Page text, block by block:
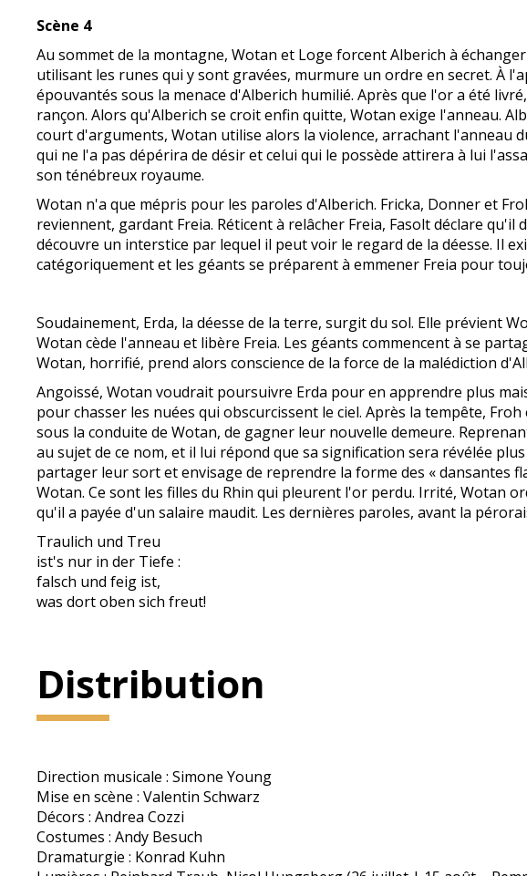
Scène 4
Au sommet de la montagne, Wotan et Loge forcent Alberich à
utilisant les runes qui y sont gravées, murmure un ordre en secret. À
épouvantés sous la menace d'Alberich humilié. Après que l'or a été
rançon. Alors qu'Alberich se croit enfin quitte, Wotan exige l'anneau.
court d'arguments, Wotan utilise alors la violence, arrachant l'anneau
qui ne l'a pas dépérira de désir et celui qui le possède attirera à lui
son ténébreux royaume.
Wotan n'a que mépris pour les paroles d'Alberich. Fricka, Donner et
reviennent, gardant Freia. Réticent à relâcher Freia, Fasolt déclare
découvre un interstice par lequel il peut voir le regard de la déesse. Il
catégoriquement et les géants se préparent à emmener Freia pour
Soudainement, Erda, la déesse de la terre, surgit du sol. Elle prévient
Wotan cède l'anneau et libère Freia. Les géants commencent à se
Wotan, horrifié, prend alors conscience de la force de la malédiction
Angoissé, Wotan voudrait poursuivre Erda pour en apprendre plus
pour chasser les nuées qui obscurcissent le ciel. Après la tempête,
sous la conduite de Wotan, de gagner leur nouvelle demeure.
au sujet de ce nom, et il lui répond que sa signification sera révélée
partager leur sort et envisage de reprendre la forme des « dansantes
Wotan. Ce sont les filles du Rhin qui pleurent l'or perdu. Irrité, Wotan
qu'il a payée d'un salaire maudit. Les dernières paroles, avant la
Traulich und Treu
ist's nur in der Tiefe :
falsch und feig ist,
was dort oben sich freut!
Distribution
Direction musicale : Simone Young
Mise en scène : Valentin Schwarz
Décors : Andrea Cozzi
Costumes : Andy Besuch
Dramaturgie : Konrad Kuhn